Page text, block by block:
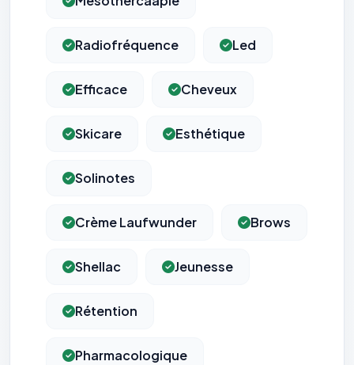
Radiofréquence Led
Efficace Cheveux
Skicare Esthétique
Solinotes
Crème Laufwunder Brows
Shellac Jeunesse
Rétention
Pharmacologique